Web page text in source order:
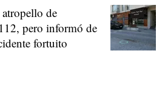
de
pero informó de
fortuito